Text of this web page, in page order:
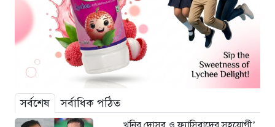
সর্বশেষ সর্বাধিক পঠিত